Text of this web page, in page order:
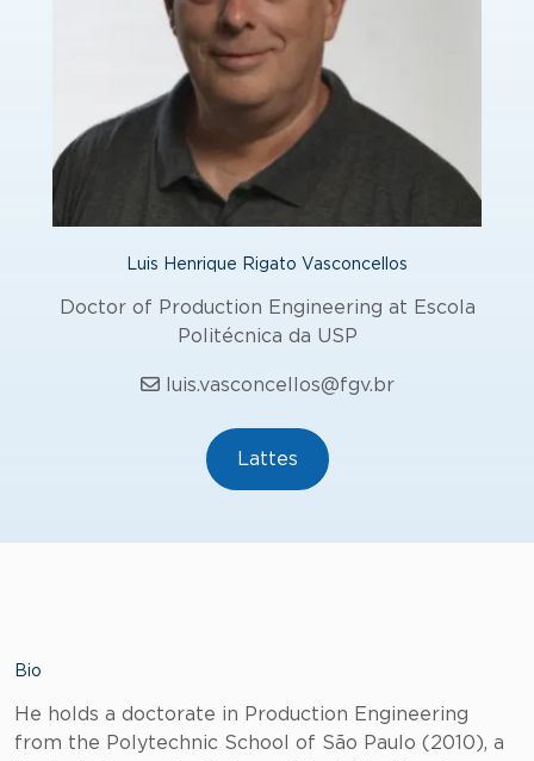
Luis Henrique Rigato Vasconcellos
Doctor of Production Engineering at Escola
Politécnica da USP
luis.vasconcellos@fgv.br
Lattes
Bio
He holds a doctorate in Production Engineering
from the Polytechnic School of São Paulo (2010), a